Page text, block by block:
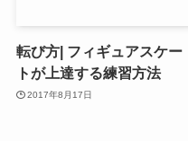
転び方| フィギュアスケー
トが上達する練習方法
2017年8月17日